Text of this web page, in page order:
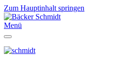
Zum Hauptinhalt springen
Menü